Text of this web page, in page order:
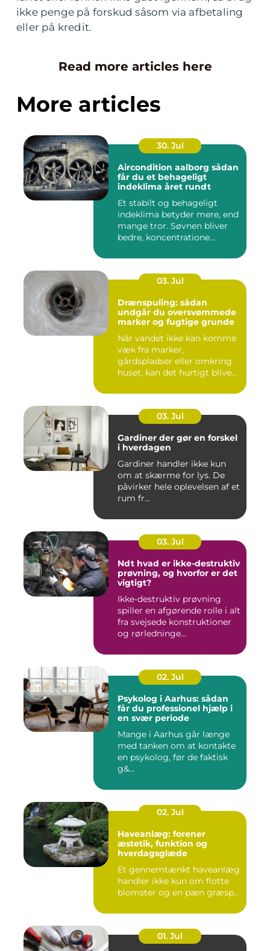
ikke penge på forskud såsom via afbetaling
eller på kredit.
Read more articles here
More articles
30. Jul
Aircondition aalborg sådan
får du et behageligt
indeklima året rundt
Et stabilt og behageligt
indeklima betyder mere, end
mange tror. Søvnen bliver
bedre, koncentratione...
03. Jul
Drænspuling: sådan
undgår du oversvømmede
marker og fugtige grunde
Når vandet ikke kan komme
væk fra marker,
gårdspladser eller omkring
huset, kan det hurtigt blive
03. Jul
Gardiner der gør en forskel
i hverdagen
Gardiner handler ikke kun
om at skærme for lys. De
påvirker hele oplevelsen af et
rum fr...
03. Jul
Ndt hvad er ikke-destruktiv
prøvning, og hvorfor er det
vigtigt?
Ikke-destruktiv prøvning
spiller en afgørende rolle i alt
fra svejsede konstruktioner
og rørledninge...
02. Jul
Psykolog i Aarhus: sådan
får du professionel hjælp i
en svær periode
Mange i Aarhus går længe
med tanken om at kontakte
en psykolog, før de faktisk
g&...
02. Jul
Haveanlæg: forener
æstetik, funktion og
hverdagsglæde
Et gennemtænkt haveanlæg
handler ikke kun om flotte
blomster og en pæn græsp...
01. Jul